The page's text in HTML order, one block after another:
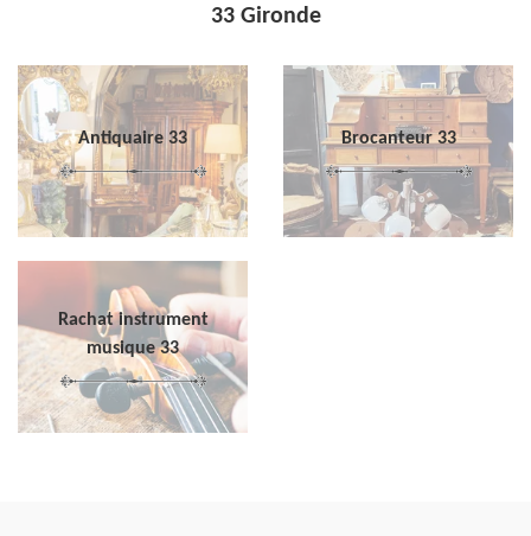
33 Gironde
Antiquaire 33 Brocanteur 33
Rachat instrument
musique 33